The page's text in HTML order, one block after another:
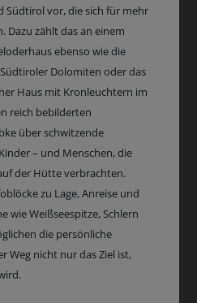
Südtirol vor, die sich für mehr
Dazu zählt das an einem
ebenso wie die
Dolomiten oder das
Haus mit Kronleuchtern im
reich bebilderten
über schwitzende
– und Menschen, die
der Hütte verbrachten.
zu Lage, Anreise und
wie Weißseespitze, Schlern
die persönliche
Weg nicht nur das Ziel ist,